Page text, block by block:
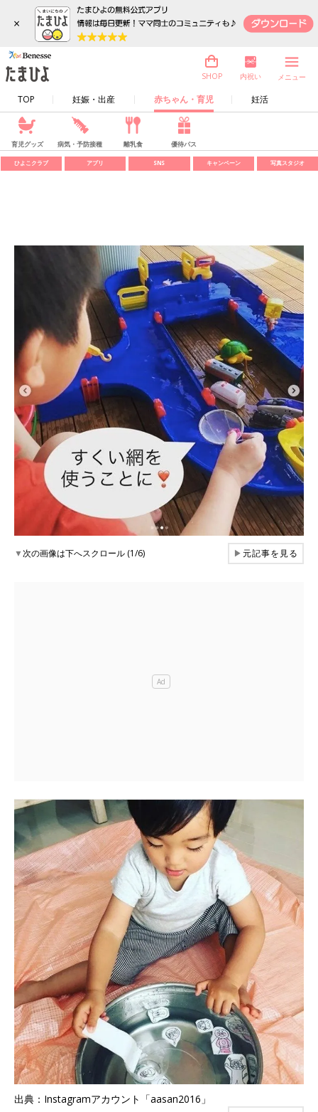
×
TOP 妊娠・出産 赤ちゃん・育児 妊活
SHOP 内祝い メニュー
育児グッズ 病気・予防接種 離乳食 優待パス
ひよこクラブ アプリ SNS キャンペーン 写真スタジオ
▼次の画像は下へスクロール (1/6) ▶元記事を見る
出典：Instagramアカウント「aasan2016」